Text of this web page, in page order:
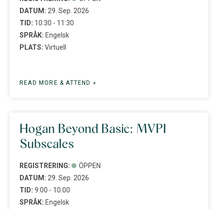
DATUM: 29. Sep. 2026
TID: 10:30 - 11:30
SPRÅK: Engelsk
PLATS: Virtuell
READ MORE & ATTEND »
Hogan Beyond Basic: MVPI
Subscales
REGISTRERING:
ÖPPEN
DATUM: 29. Sep. 2026
TID: 9:00 - 10:00
SPRÅK: Engelsk